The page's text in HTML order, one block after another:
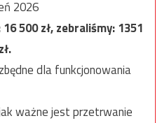
2026
16 500zł, zebraliśmy:1351
zł.
dla funkcjonowania
ważne jest przetrwanie